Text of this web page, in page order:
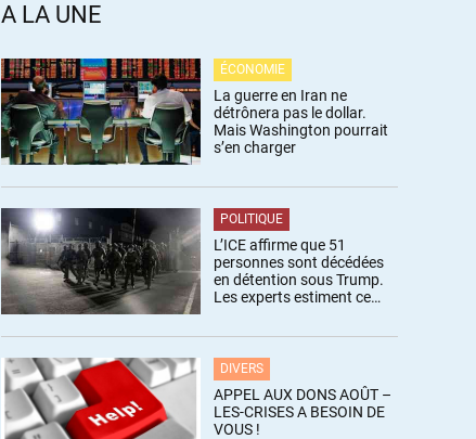
A LA UNE
ÉCONOMIE
La guerre en Iran ne
détrônera pas le dollar.
Mais Washington pourrait
s’en charger
POLITIQUE
L’ICE affirme que 51
personnes sont décédées
en détention sous Trump.
Les experts estiment ce
DIVERS
APPEL AUX DONS AOÛT –
LES-CRISES A BESOIN DE
VOUS !